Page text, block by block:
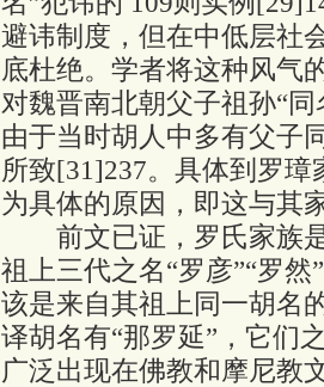
避讳制度，但在中低层社
底杜绝。学者将这种风气
对魏晋南北朝父子祖孙“
由于当时胡人中多有父子
所致[31]237。具体到罗
为具体的原因，即这与其
前文已证，罗氏家族是
祖上三代之名“罗彦”“罗
该是来自其祖上同一胡名
译胡名有“那罗延”，它们
广泛出现在佛教和摩尼教